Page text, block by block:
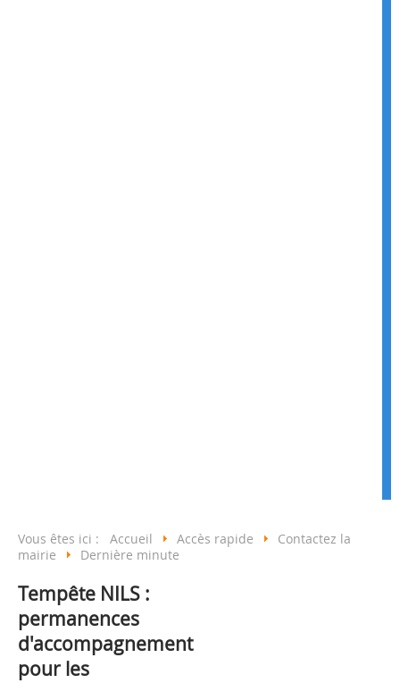
Vous êtes ici : Accueil Accès rapide
Contactez la
mairie
Dernière minute
Tempête NILS :
permanences
d'accompagnement
pour les